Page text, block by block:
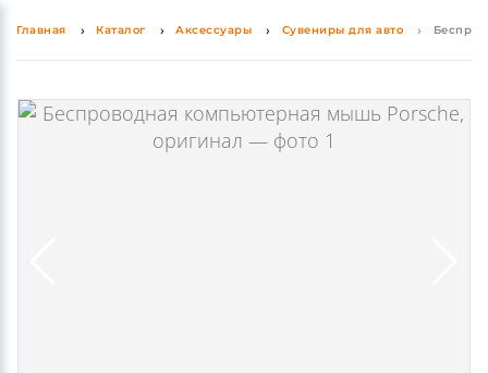
Главная Каталог Аксессуары Сувениры для авто